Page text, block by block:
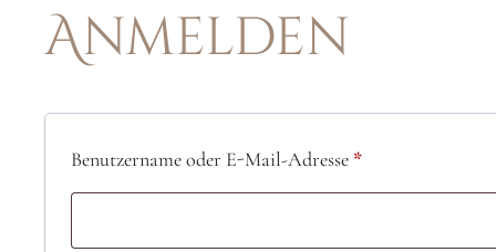
Anmelden
Benutzername oder E-Mail-Adresse *Erforderlich